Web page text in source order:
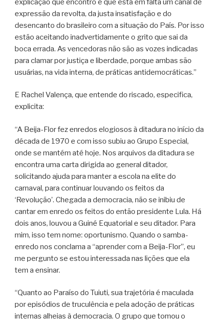
expressão da revolta, da justa insatisfação e do
desencanto do brasileiro com a situação do País. Por isso
estão aceitando inadvertidamente o grito que sai da
boca errada. As vencedoras não são as vozes indicadas
para clamar por justiça e liberdade, porque ambas são
usuárias, na vida interna, de práticas antidemocráticas.”
E Rachel Valença, que entende do riscado, especifica,
explicita:
“A Beija-Flor fez enredos elogiosos à ditadura no início da
década de 1970 e com isso subiu ao Grupo Especial,
onde se mantém até hoje. Nos arquivos da ditadura se
encontra uma carta dirigida ao general ditador,
solicitando ajuda para manter a escola na elite do
carnaval, para continuar louvando os feitos da
‘Revolução’. Chegada a democracia, não se inibiu de
cantar em enredo os feitos do então presidente Lula. Há
dois anos, louvou a Guiné Equatorial e seu ditador. Para
mim, isso tem nome: oportunismo. Quando o samba-
enredo nos conclama a “aprender com a Beija-Flor”, eu
me pergunto se estou interessada nas lições que ela
tem a ensinar.
“Quanto ao Paraíso do Tuiuti, sua trajetória é maculada
por episódios de truculência e pela adoção de práticas
internas alheias à democracia. O grupo que tomou o